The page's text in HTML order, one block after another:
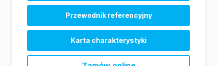
Przewodnik referencyjny
Karta charakterystyki